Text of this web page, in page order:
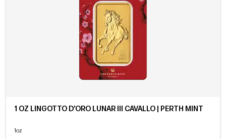
1 OZ LINGOTTO D’ORO LUNAR III CAVALLO | PERTH MINT
1oz